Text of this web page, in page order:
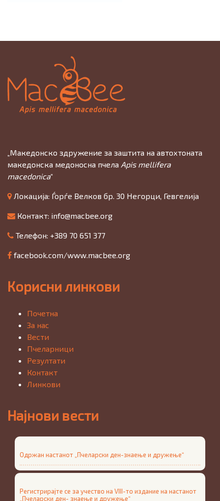
„Македонско здружение за заштита на автохтоната
македонска медоносна пчела Apis mellifera
macedonica“
Локација: Ѓорѓе Велков бр. 30 Негорци, Гевгелија
Контакт: info@macbee.org
Телефон: +389 70 651 377
facebook.com/www.macbee.org
Корисни линкови
Почетна
За нас
Вести
Пчеларници
Резултати
Контакт
Линкови
Најнови вести
Одржан настанот „Пчеларски ден-знаење и дружење“
Регистрирајте се за учество на VIII-то издание на настанот
„Пчеларски ден- знаење и дружење“